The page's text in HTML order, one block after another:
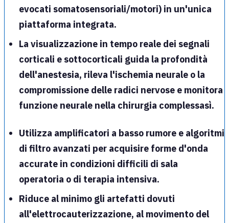
evocati somatosensoriali/motori) in un'unica
piattaforma integrata.
La visualizzazione in tempo reale dei segnali
corticali e sottocorticali guida la profondità
dell'anestesia, rileva l'ischemia neurale o la
compromissione delle radici nervose e monitora
funzione neurale nella chirurgia complessasì.
Utilizza amplificatori a basso rumore e algoritmi
di filtro avanzati per acquisire forme d'onda
accurate in condizioni difficili di sala
operatoria o di terapia intensiva.
Riduce al minimo gli artefatti dovuti
all'elettrocauterizzazione, al movimento del